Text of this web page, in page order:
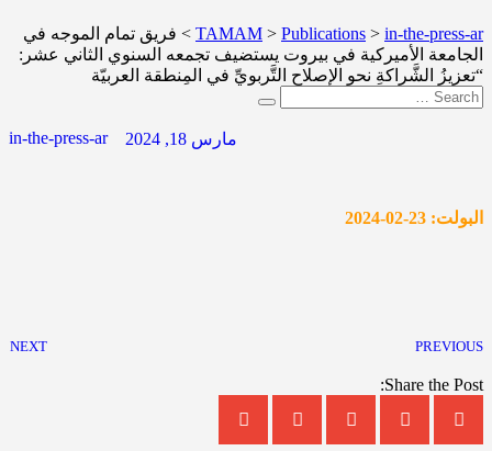
TAMAM > Publications > in-the-press-ar
> فريق تمام الموجه في
الجامعة الأميركية في بيروت يستضيف تجمعه السنوي الثاني عشر:
“تعزيزُ الشَّراكةِ نحو الإصلاح التَّربويِّ في المِنطقة العربيّة
مارس 18, 2024 in-the-press-ar
البولت: 23-02-2024
PREVIOUS
NEXT
Share the Post: